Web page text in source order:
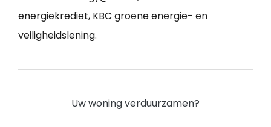
energiekrediet, KBC groene energie- en
veiligheidslening.
Uw woning verduurzamen?